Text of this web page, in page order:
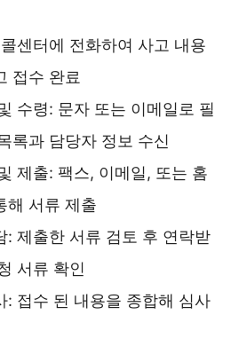
센터에 전화하여 사고 내용
접수 완료
수령: 문자 또는 이메일로 필
록과 담당자 정보 수신
제출: 팩스, 이메일, 또는 홈
해 서류 제출
: 제출한 서류 검토 후 연락받
서류 확인
: 접수 된 내용을 종합해 심사